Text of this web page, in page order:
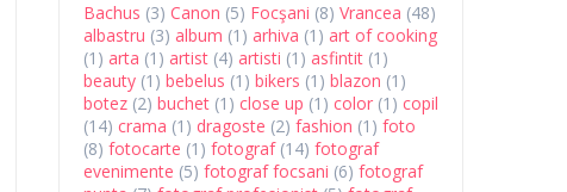
Bachus (3) Canon (5) Focşani (8) Vrancea (48)
albastru (3) album (1) arhiva (1) art of cooking
(1) arta (1) artist (4) artisti (1) asfintit (1)
beauty (1) bebelus (1) bikers (1) blazon (1)
botez (2) buchet (1) close up (1) color (1) copil
(14) crama (1) dragoste (2) fashion (1) foto
(8) fotocarte (1) fotograf (14) fotograf
evenimente (5) fotograf focsani (6) fotograf